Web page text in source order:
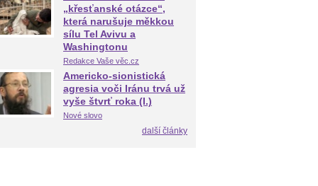
„křesťanské otázce“,
která narušuje měkkou
sílu Tel Avivu a
Washingtonu
Redakce Vaše věc.cz
Americko-sionistická
agresia voči Iránu trvá už
vyše štvrť roka (I.)
Nové slovo
další články